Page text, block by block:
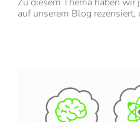
Zu diesem Thema haben wir
auf unserem Blog rezensiert,